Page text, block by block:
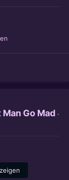
Go Mad ·